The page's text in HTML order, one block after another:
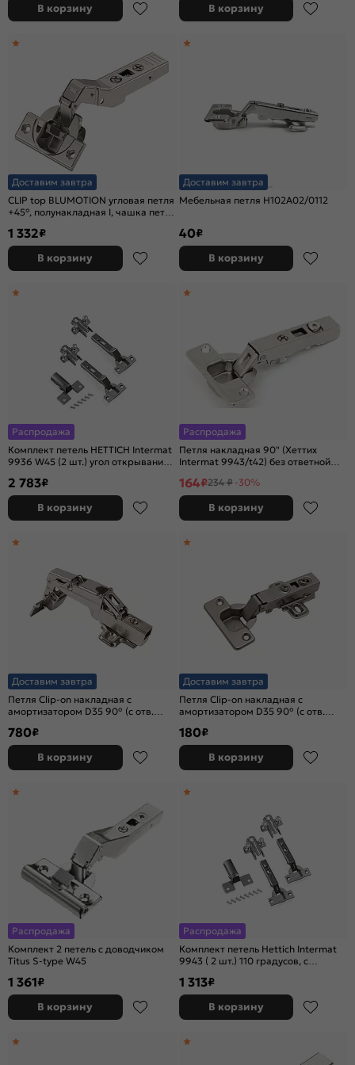
В корзину В корзину
Доставим завтра
CLIP top BLUMOTION угловая петля
+45°, полунакладная I, чашка петли
1 332₽
В корзину
Доставим завтра
Мебельная петля H102A02/0112
40₽
В корзину
Распродажа
Комплект петель HETTICH Intermat
9936 W45 (2 шт.) угол открывания
System
2 783₽
В корзину
Распродажа
Петля накладная 90" (Хеттих
Intermat 9943/t42) без ответной
164₽234 ₽ -30%
В корзину
Доставим завтра
Петля Clip-on накладная с
амортизатором D35 90° (с отв.
780₽
В корзину
Доставим завтра
Петля Clip-on накладная с
амортизатором D35 90° (с отв.
180₽
В корзину
Распродажа
Комплект 2 петель c доводчиком
Titus S-type W45
1 361₽
В корзину
Распродажа
Комплект петель Hettich Intermat
9943 ( 2 шт.) 110 градусов, с
1 313₽
В корзину